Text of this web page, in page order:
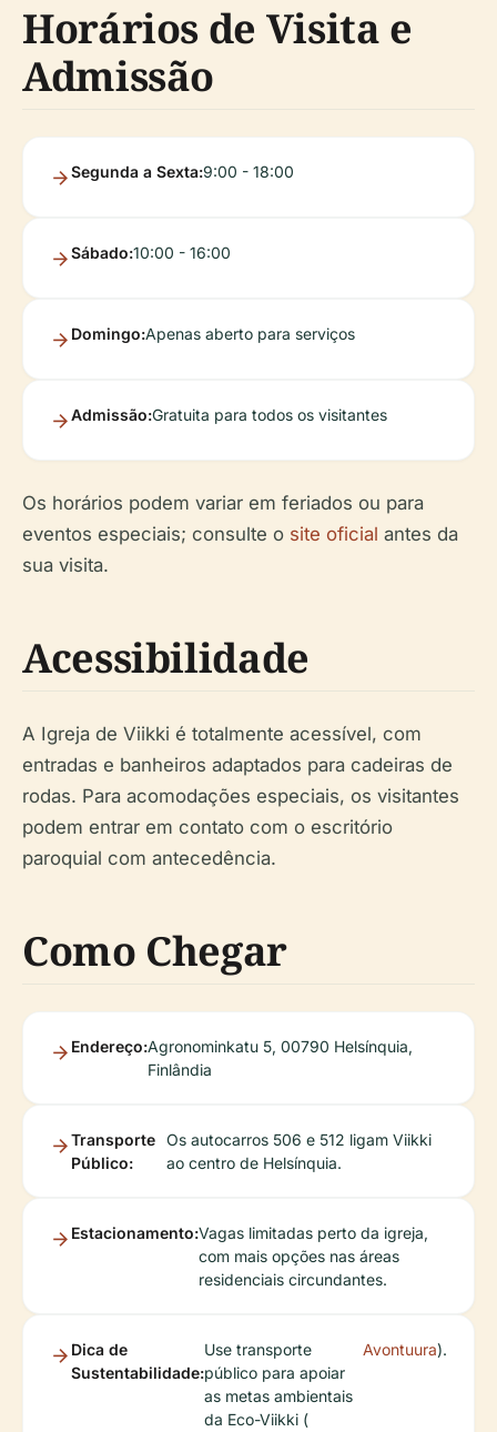
Horários de Visita e
Admissão
Segunda a Sexta:9:00 - 18:00
Sábado:10:00 - 16:00
Domingo:Apenas aberto para serviços
Admissão:Gratuita para todos os visitantes
Os horários podem variar em feriados ou para
eventos especiais; consulte o site oficial antes da
sua visita.
Acessibilidade
A Igreja de Viikki é totalmente acessível, com
entradas e banheiros adaptados para cadeiras de
rodas. Para acomodações especiais, os visitantes
podem entrar em contato com o escritório
paroquial com antecedência.
Como Chegar
Endereço:Agronominkatu 5, 00790 Helsínquia,
Finlândia
Transporte
Público:
Os autocarros 506 e 512 ligam Viikki
ao centro de Helsínquia.
Estacionamento:Vagas limitadas perto da igreja,
com mais opções nas áreas
residenciais circundantes.
Dica de
Sustentabilidade:
Use transporte
público para apoiar
as metas ambientais
da Eco-Viikki (
Avontuura).